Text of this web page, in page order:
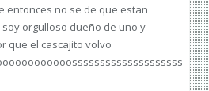
entonces no se de que estan
orgulloso dueño de uno y
que el cascajito volvo